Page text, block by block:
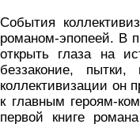
События
романом-эпопеей. В
открыть глаза на
беззаконие,
коллективизации он
к главным героям-
первой книге